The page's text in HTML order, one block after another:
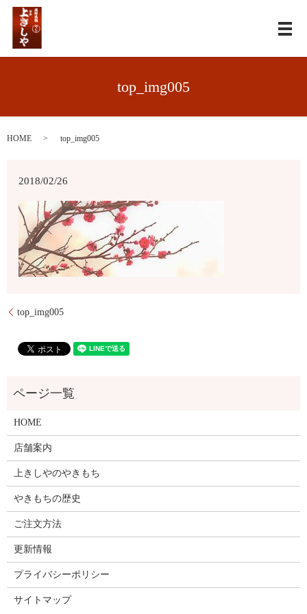
メ
top_img005
HOME top_img005
2018/02/26
top_img005
HOME
店舗案内
上きしやのやきもち
やきもちの歴史
ご注文方法
更新情報
プライバシーポリシー
サイトマップ